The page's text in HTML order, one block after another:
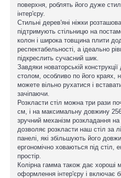
поверхня, роблять його дуже
інтер'єру.
Стильні дерев'яні ніжки
підтримують стільницю на
колон і широка товщина плити
респектабельності, а ідеально
підкреслить сучасний шик.
Завдяки новаторській
столом, особливо по його краях,
можете вільно рухатися і
зачіпаючи.
Розкласти стіл можна три рази
см, і на максимальну довжину
зручний механізм розкладання
дозволяє розкласти наш стіл за
панелі, які збільшують його
ергономічно ховаються під стіл,
простір.
Колірна гамма також дає хороші
оформлення інтер'єру і включає